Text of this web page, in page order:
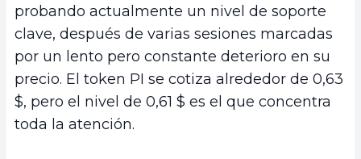
probando actualmente un nivel de soporte
clave, después de varias sesiones marcadas
por un lento pero constante deterioro en su
precio. El token PI se cotiza alrededor de 0,63
$, pero el nivel de 0,61 $ es el que concentra
toda la atención.